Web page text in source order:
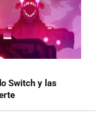
Switch y las